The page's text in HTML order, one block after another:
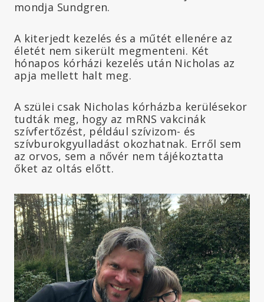
mondja Sundgren.
A kiterjedt kezelés és a műtét ellenére az
életét nem sikerült megmenteni. Két
hónapos kórházi kezelés után Nicholas az
apja mellett halt meg.
A szülei csak Nicholas kórházba kerülésekor
tudták meg, hogy az mRNS vakcinák
szívfertőzést, például szívizom- és
szívburokgyulladást okozhatnak. Erről sem
az orvos, sem a nővér nem tájékoztatta
őket az oltás előtt.